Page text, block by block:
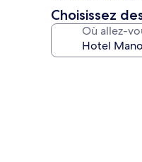
Choisissez
Où allez-